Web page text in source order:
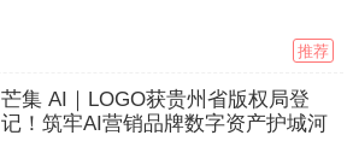
推荐
芒集 AI｜LOGO获贵州省版权局登
记！筑牢AI营销品牌数字资产护城河